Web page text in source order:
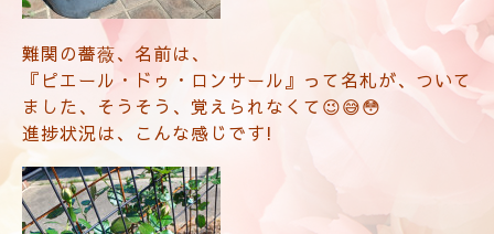
難関の薔薇、名前は、
『ピエール・ドゥ・ロンサール』って名札が、 ついて
ました、そうそう、覚えられなくて😉😅😳
進捗状況は、こんな感じです!